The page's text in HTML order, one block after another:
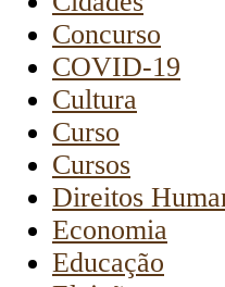
Concurso
COVID-19
Cultura
Curso
Cursos
Direitos
Economia
Educação